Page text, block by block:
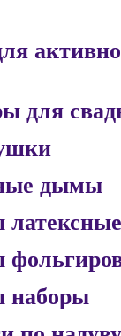
для
дымы
наборы